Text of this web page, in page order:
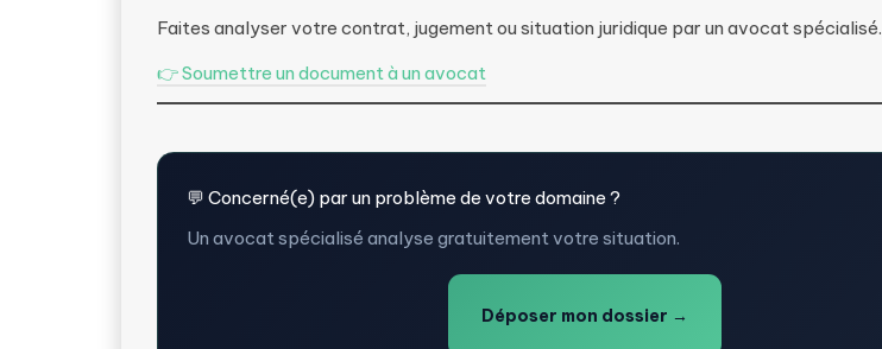
Faites analyser votre contrat, jugement ou situation juridique par un avocat spécialisé.
👉 Soumettre un document à un avocat
💬 Concerné(e) par un problème de votre domaine ?
Un avocat spécialisé analyse gratuitement votre situation.
Déposer mon dossier →